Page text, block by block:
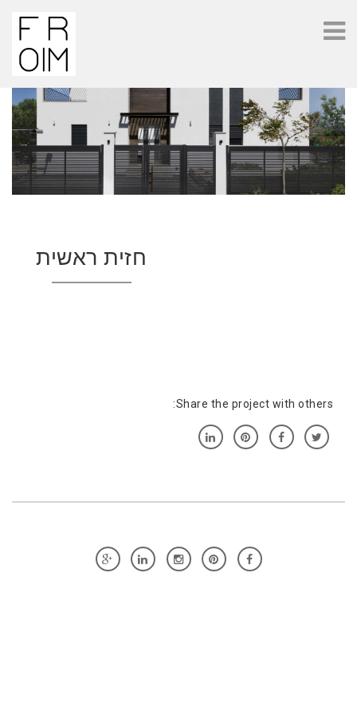
חזית ראשית
Share the project with others: